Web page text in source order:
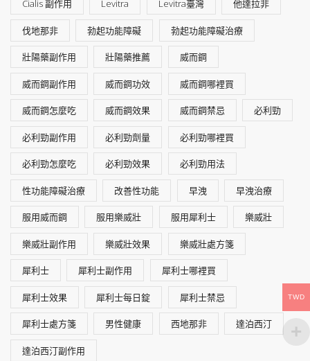
Cialis 副作用 Levitra Levitra臺灣 他達拉非
伐地那非 勃起功能障礙 勃起功能障礙治療
壯陽藥副作用 壯陽藥推薦 威而鋼
威而鋼副作用 威而鋼功效 威而鋼哪裡買
威而鋼怎麼吃 威而鋼效果 威而鋼禁忌 必利勁
必利勁副作用 必利勁劑量 必利勁哪裡買
必利勁怎麼吃 必利勁效果 必利勁用法
性功能障礙治療 改善性功能 早洩 早洩治療
服用威而鋼 服用樂威壯 服用犀利士 樂威壯
樂威壯副作用 樂威壯效果 樂威壯處方箋
犀利士 犀利士副作用 犀利士哪裡買
犀利士效果 犀利士每日錠 犀利士禁忌
犀利士處方箋 男性健康 西地那非 達泊西汀
達泊西汀副作用
TWD